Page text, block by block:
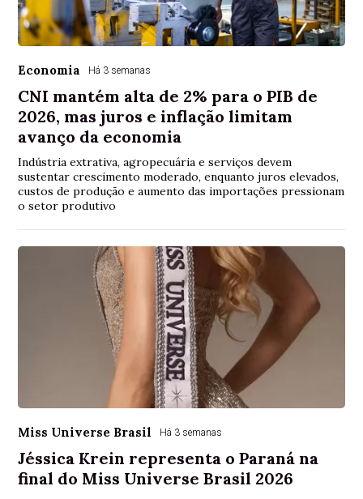
Economia Há 3 semanas
CNI mantém alta de 2% para o PIB de
2026, mas juros e inflação limitam
avanço da economia
Indústria extrativa, agropecuária e serviços devem
sustentar crescimento moderado, enquanto juros elevados,
custos de produção e aumento das importações pressionam
o setor produtivo
Miss Universe Brasil Há 3 semanas
Jéssica Krein representa o Paraná na
final do Miss Universe Brasil 2026